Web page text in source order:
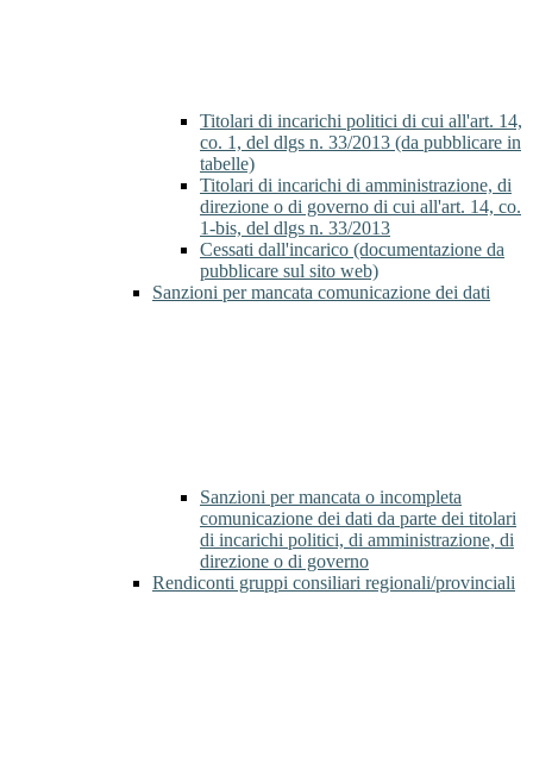
Titolari di incarichi politici di cui all'art. 14,
co. 1, del dlgs n. 33/2013 (da pubblicare in
tabelle)
Titolari di incarichi di amministrazione, di
direzione o di governo di cui all'art. 14, co.
1-bis, del dlgs n. 33/2013
Cessati dall'incarico (documentazione da
pubblicare sul sito web)
Sanzioni per mancata comunicazione dei dati
Sanzioni per mancata o incompleta
comunicazione dei dati da parte dei titolari
di incarichi politici, di amministrazione, di
direzione o di governo
Rendiconti gruppi consiliari regionali/provinciali